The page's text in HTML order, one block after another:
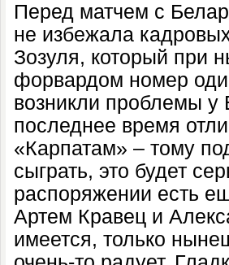
Перед матчем с
не избежала
Зозуля, который при
форвардом номер
возникли проблемы у
последнее время
«Карпатам» – тому
сыграть, это будет
распоряжении есть
Артем Кравец и
имеется, только